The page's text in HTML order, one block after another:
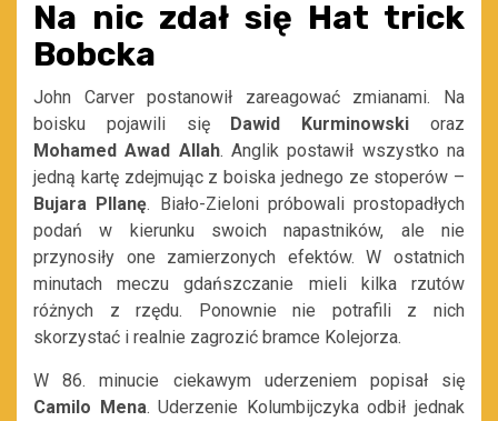
Na nic zdał się Hat trick
Bobcka
John Carver postanowił zareagować zmianami. Na
boisku pojawili się Dawid Kurminowski oraz
Mohamed Awad Allah. Anglik postawił wszystko na
jedną kartę zdejmując z boiska jednego ze stoperów –
Bujara Pllanę. Biało-Zieloni próbowali prostopadłych
podań w kierunku swoich napastników, ale nie
przynosiły one zamierzonych efektów. W ostatnich
minutach meczu gdańszczanie mieli kilka rzutów
różnych z rzędu. Ponownie nie potrafili z nich
skorzystać i realnie zagrozić bramce Kolejorza.
W 86. minucie ciekawym uderzeniem popisał się
Camilo Mena. Uderzenie Kolumbijczyka odbił jednak